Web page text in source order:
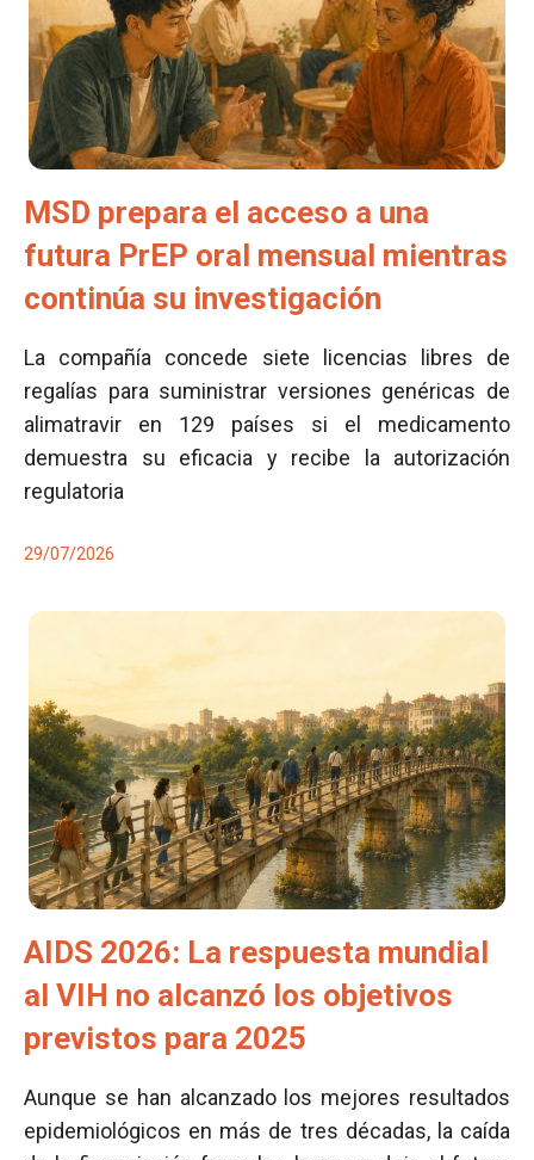
MSD prepara el acceso a una
futura PrEP oral mensual mientras
continúa su investigación
La compañía concede siete licencias libres de
regalías para suministrar versiones genéricas de
alimatravir en 129 países si el medicamento
demuestra su eficacia y recibe la autorización
regulatoria
29/07/2026
AIDS 2026: La respuesta mundial
al VIH no alcanzó los objetivos
previstos para 2025
Aunque se han alcanzado los mejores resultados
epidemiológicos en más de tres décadas, la caída